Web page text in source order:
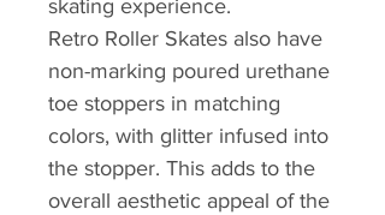
skating experience.
Retro Roller Skates also have
non-marking poured urethane
toe stoppers in matching
colors, with glitter infused into
the stopper. This adds to the
overall aesthetic appeal of the